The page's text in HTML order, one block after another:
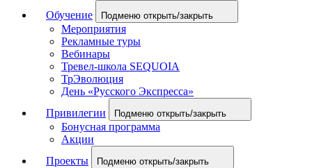
Обучение
Подменю открыть/закрыть
Мероприятия
Рекламные туры
Вебинары
Тревел-школа SEQUOIA
ТрЭволюция
День «Русского Экспресса»
Привилегии
Подменю открыть/закрыть
Бонусная программа
Акции
Проекты
Подменю открыть/закрыть